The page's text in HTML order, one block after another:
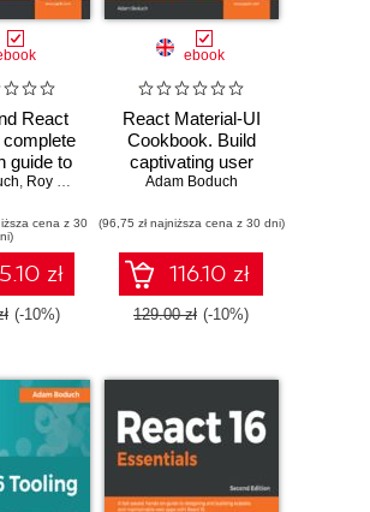
React
complete
guide to
and
with
- Third
, Roy Derks
cena z 30
zł
(-10%)
ebook
React Material-UI
Cookbook. Build
captivating user
experiences using
Material-UI
Adam Boduch
(96,75 zł najniższa cena z 30 dni)
116.10 zł
129.00 zł (-10%)